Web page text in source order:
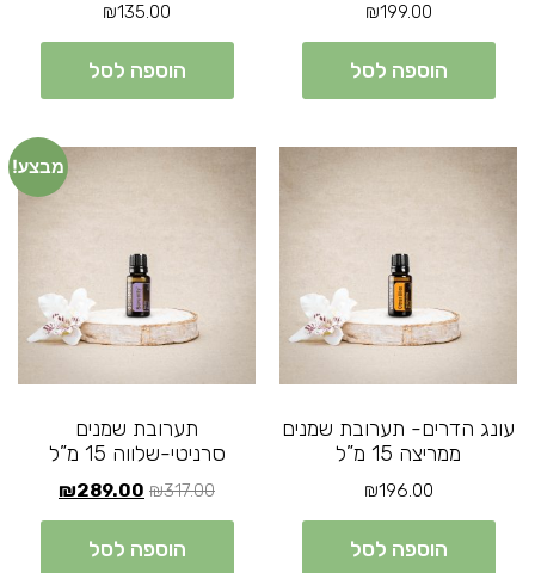
₪199.00
הוספה לסל
₪135.00
הוספה לסל
עונג הדרים- תערובת שמנים
ממריצה 15 מ”ל
₪196.00
הוספה לסל
מבצע!
תערובת שמנים
סרניטי-שלווה 15 מ”ל
₪317.00
₪289.00
הוספה לסל